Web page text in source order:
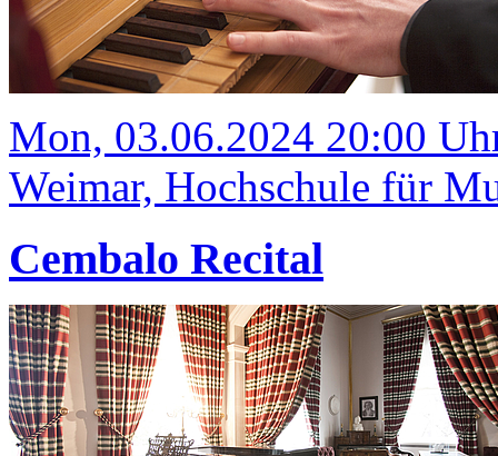
Mon, 03.06.2024 20:00
Weimar, Hochschule für
Cembalo Recital